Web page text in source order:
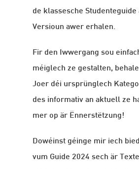
de klassesche Studenteguide
Versioun awer erhalen.
Fir den Iwwergang sou
méiglech ze gestalten,
Joer déi ursprünglech
des informativ an aktuell ze
mer op är Ënnerstëtzung!
Dowéinst géinge mir iech
vum Guide 2024 sech är